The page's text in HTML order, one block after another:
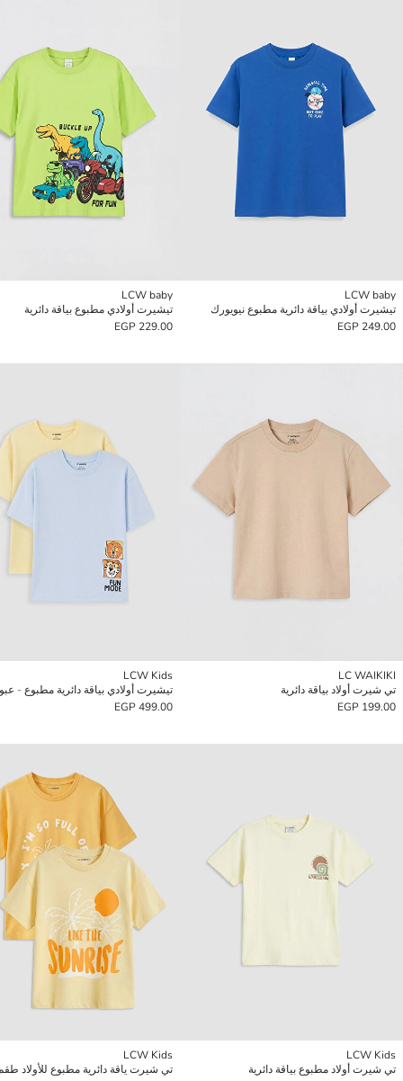
LCW baby
تيشيرت أولادي بياقة دائرية مطبوع نيويورك
249.00 EGP
LCW baby
تيشيرت أولادي مطبوع بياقة دائرية
229.00 EGP
LC WAIKIKI
تي شيرت أولاد بياقة دائرية
199.00 EGP
LCW Kids
499.00 EGP
LCW Kids
تي شيرت أولاد مطبوع بياقة دائرية
LCW Kids